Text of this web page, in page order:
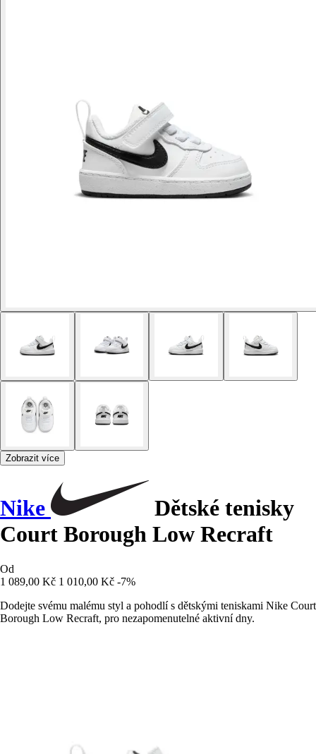
Zobrazit více
Nike
Dětské tenisky
Court Borough Low Recraft
Od
1 089,00 Kč 1 010,00 Kč -7%
Dodejte svému malému styl a pohodlí s dětskými teniskami Nike Court
Borough Low Recraft, pro nezapomenutelné aktivní dny.